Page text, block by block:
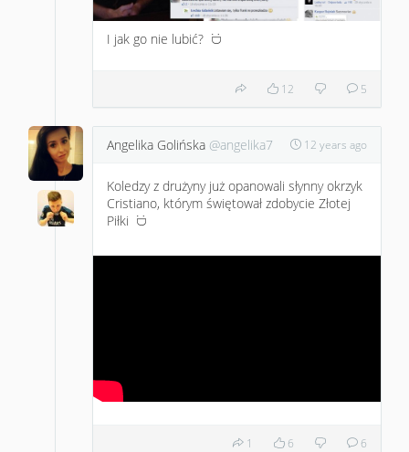
I jak go nie lubić? :D
12 5
Angelika Golińska @angelika7 12 years ago
Koledzy z drużyny już opanowali słynny okrzyk
Cristiano, którym świętował zdobycie Złotej
Piłki
:D
1 6 6